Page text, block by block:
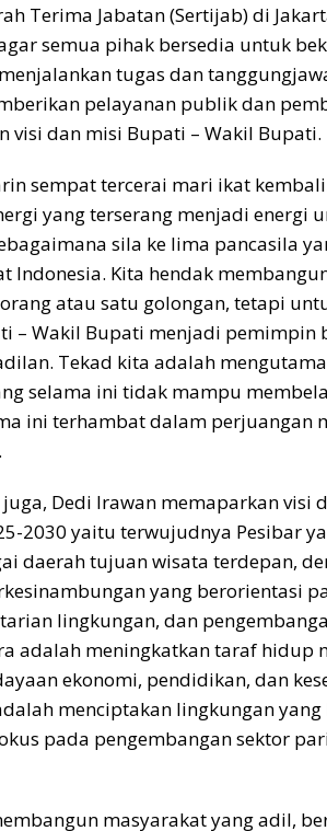
Terima Jabatan (Sertijab) di
semua pihak bersedia untuk
tugas dan
pelayanan publik dan
visi dan misi Bupati – Wakil Bupati.
sempat tercerai mari ikat
yang terserang menjadi energi
sila ke lima pancasila
Indonesia. Kita hendak
atau satu golongan, tetapi
– Wakil Bupati menjadi pemimpin
Tekad kita adalah
selama ini tidak mampu
ini terhambat dalam perjuangan
Dedi Irawan memaparkan visi
2030 yaitu terwujudnya Pesibar
daerah tujuan wisata terdepan,
yang berorientasi
lingkungan​​​, dan
adalah meningkatkan taraf​ hidup​
ekonomi, pendidikan, dan
menciptakan lingkungan
pada pengembangan sektor
masyarakat yang adil,